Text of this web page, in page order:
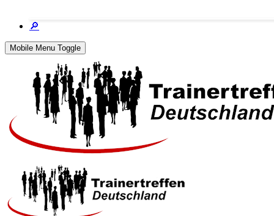
🔎
Mobile Menu Toggle